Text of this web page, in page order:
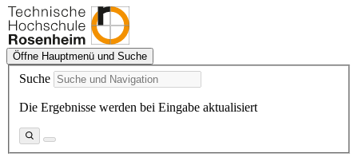
Öffne Hauptmenü und Suche
Suche
Die Ergebnisse werden bei Eingabe aktualisiert